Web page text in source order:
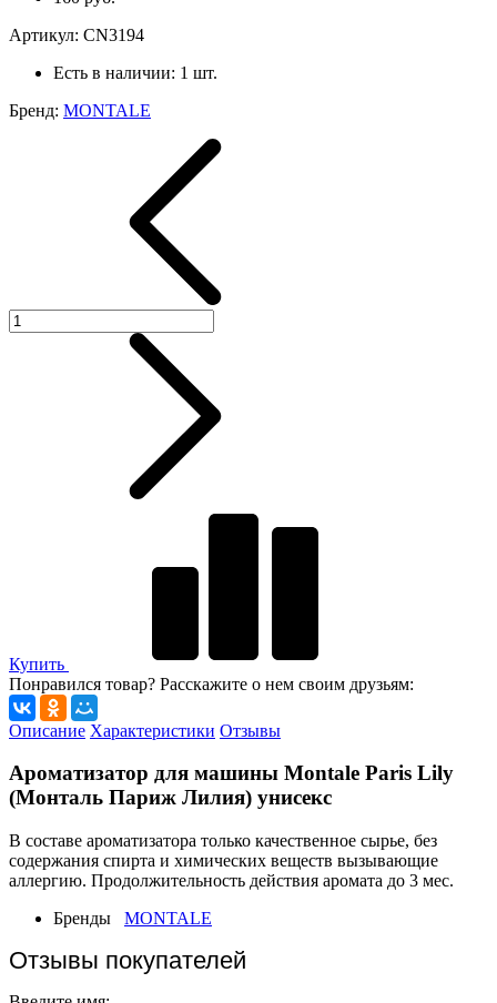
Артикул: CN3194
Есть в наличии: 1 шт.
Бренд: MONTALE
Купить
Понравился товар? Расскажите о нем своим друзьям:
Описание Характеристики Отзывы
Ароматизатор для машины Montale Paris Lily
(Монталь Париж Лилия) унисекс
В составе ароматизатора только качественное сырье, без
содержания спирта и химических веществ вызывающие
аллергию. Продолжительность действия аромата до 3 мес.
Бренды
MONTALE
Отзывы покупателей